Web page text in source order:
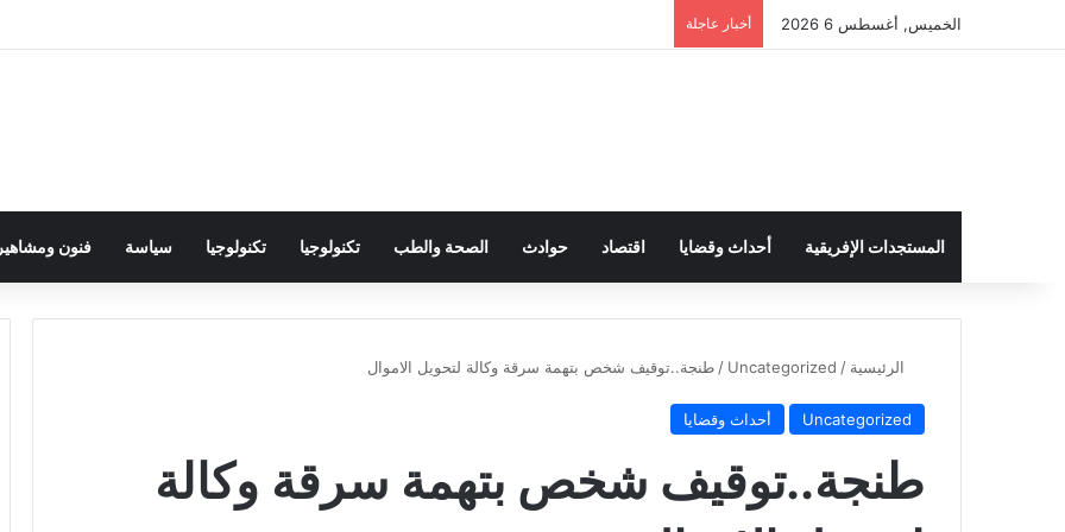
الخميس, أغسطس 6 2026 أخبار عاجلة
المستجدات الإفريقية أحداث وقضايا اقتصاد حوادث الصحة والطب تكنولوجيا تكنولوجيا سياسة فنون ومشاهير
الرئيسية /
Uncategorized
/طنجة..توقيف شخص بتهمة سرقة وكالة لتحويل الاموال
Uncategorized أحداث وقضايا
طنجة..توقيف شخص بتهمة سرقة وكالة